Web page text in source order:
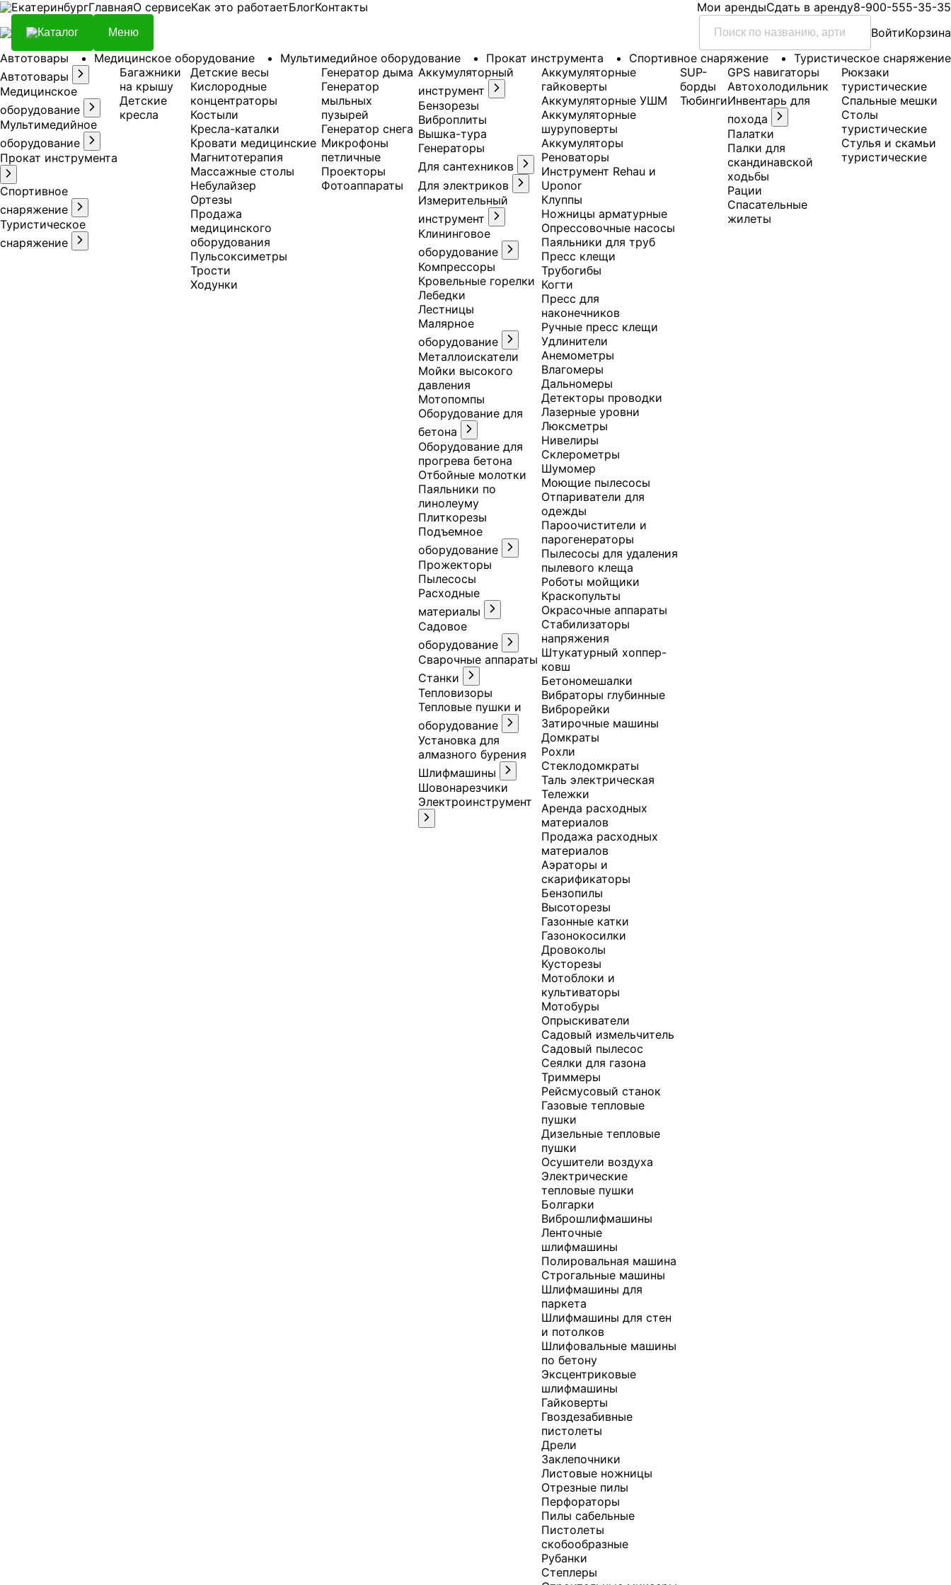
ЕкатеринбургГлавнаяО сервисеКак это работаетБлогКонтакты Мои арендыСдать в аренду8-900-555-35-35
Каталог Меню ВойтиКорзина
Автотовары
Медицинское оборудование Мультимедийное оборудование Прокат инструмента Спортивное снаряжение
Туристическое снаряжение
Автотовары
Медицинское
оборудование
Мультимедийное
оборудование
Прокат инструмента
Спортивное
снаряжение
Туристическое
снаряжение
Багажники
на крышу
Детские
кресла
Детские весы
Кислородные
концентраторы
Костыли
Кресла-каталки
Кровати медицинские
Магнитотерапия
Массажные столы
Небулайзер
Ортезы
Продажа
медицинского
оборудования
Пульсоксиметры
Трости
Ходунки
Генератор дыма
Генератор
мыльных
пузырей
Генератор снега
Микрофоны
петличные
Проекторы
Фотоаппараты
Аккумуляторный
инструмент
Бензорезы
Виброплиты
Вышка-тура
Генераторы
Для сантехников
Для электриков
Измерительный
инструмент
Клининговое
оборудование
Компрессоры
Кровельные горелки
Лебедки
Лестницы
Малярное
оборудование
Металлоискатели
Мойки высокого
давления
Мотопомпы
Оборудование для
бетона
Оборудование для
прогрева бетона
Отбойные молотки
Паяльники по
линолеуму
Плиткорезы
Подъемное
оборудование
Прожекторы
Пылесосы
Расходные
материалы
Садовое
оборудование
Сварочные аппараты
Станки
Тепловизоры
Тепловые пушки и
оборудование
Установка для
алмазного бурения
Шлифмашины
Шовонарезчики
Электроинструмент
Аккумуляторные
гайковерты
Аккумуляторные УШМ
Аккумуляторные
шуруповерты
Аккумуляторы
Реноваторы
Инструмент Rehau и
Uponor
Клуппы
Ножницы арматурные
Опрессовочные насосы
Паяльники для труб
Пресс клещи
Трубогибы
Когти
Пресс для
наконечников
Ручные пресс клещи
Удлинители
Анемометры
Влагомеры
Дальномеры
Детекторы проводки
Лазерные уровни
Люксметры
Нивелиры
Склерометры
Шумомер
Моющие пылесосы
Отпариватели для
одежды
Пароочистители и
парогенераторы
Пылесосы для удаления
пылевого клеща
Роботы мойщики
Краскопульты
Окрасочные аппараты
Стабилизаторы
напряжения
Штукатурный хоппер-
ковш
Бетономешалки
Вибраторы глубинные
Виброрейки
Затирочные машины
Домкраты
Рохли
Стеклодомкраты
Таль электрическая
Тележки
Аренда расходных
материалов
Продажа расходных
материалов
Аэраторы и
скарификаторы
Бензопилы
Высоторезы
Газонные катки
Газонокосилки
Дровоколы
Кусторезы
Мотоблоки и
культиваторы
Мотобуры
Опрыскиватели
Садовый измельчитель
Садовый пылесос
Сеялки для газона
Триммеры
Рейсмусовый станок
Газовые тепловые
пушки
Дизельные тепловые
пушки
Осушители воздуха
Электрические
тепловые пушки
Болгарки
Виброшлифмашины
Ленточные
шлифмашины
Полировальная машина
Строгальные машины
Шлифмашины для
паркета
Шлифмашины для стен
и потолков
Шлифовальные машины
по бетону
Эксцентриковые
шлифмашины
Гайковерты
Гвоздезабивные
пистолеты
Дрели
Заклепочники
Листовые ножницы
Отрезные пилы
Перфораторы
Пилы сабельные
Пистолеты
скобообразные
Рубанки
Степлеры
SUP-
борды
Тюбинги
GPS навигаторы
Автохолодильник
Инвентарь для
похода
Палатки
Палки для
скандинавской
ходьбы
Рации
Спасательные
жилеты
Рюкзаки
туристические
Спальные мешки
Столы
туристические
Стулья и скамьи
туристические